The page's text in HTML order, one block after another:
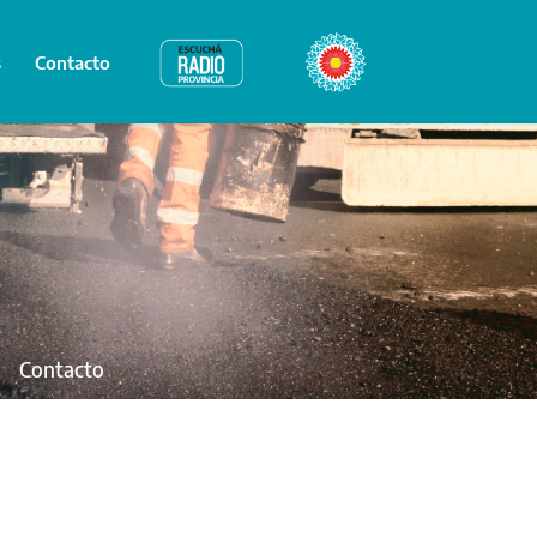
Contacto Radio Provincia Bicentenario
Contacto